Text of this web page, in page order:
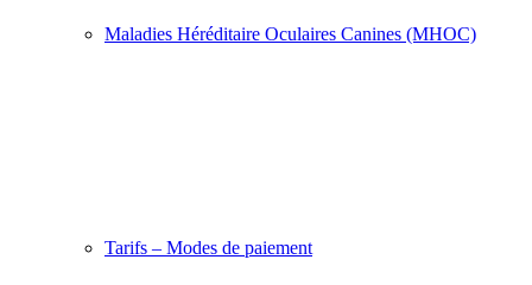
Maladies Héréditaire Oculaires Canines (MHOC)
Tarifs – Modes de paiement